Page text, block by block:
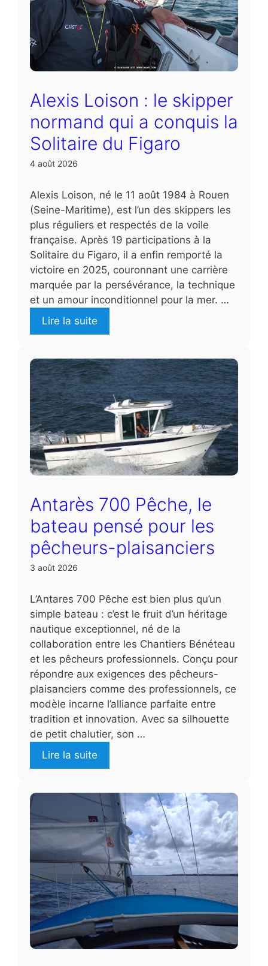
Alexis Loison : le skipper
normand qui a conquis la
Solitaire du Figaro
4 août 2026
Alexis Loison, né le 11 août 1984 à Rouen
(Seine-Maritime), est l’un des skippers les
plus réguliers et respectés de la voile
française. Après 19 participations à la
Solitaire du Figaro, il a enfin remporté la
victoire en 2025, couronnant une carrière
marquée par la persévérance, la technique
et un amour inconditionnel pour la mer. …
Lire la suite
Antarès 700 Pêche, le
bateau pensé pour les
pêcheurs-plaisanciers
3 août 2026
L’Antares 700 Pêche est bien plus qu’un
simple bateau : c’est le fruit d’un héritage
nautique exceptionnel, né de la
collaboration entre les Chantiers Bénéteau
et les pêcheurs professionnels. Conçu pour
répondre aux exigences des pêcheurs-
plaisanciers comme des professionnels, ce
modèle incarne l’alliance parfaite entre
tradition et innovation. Avec sa silhouette
de petit chalutier, son …
Lire la suite